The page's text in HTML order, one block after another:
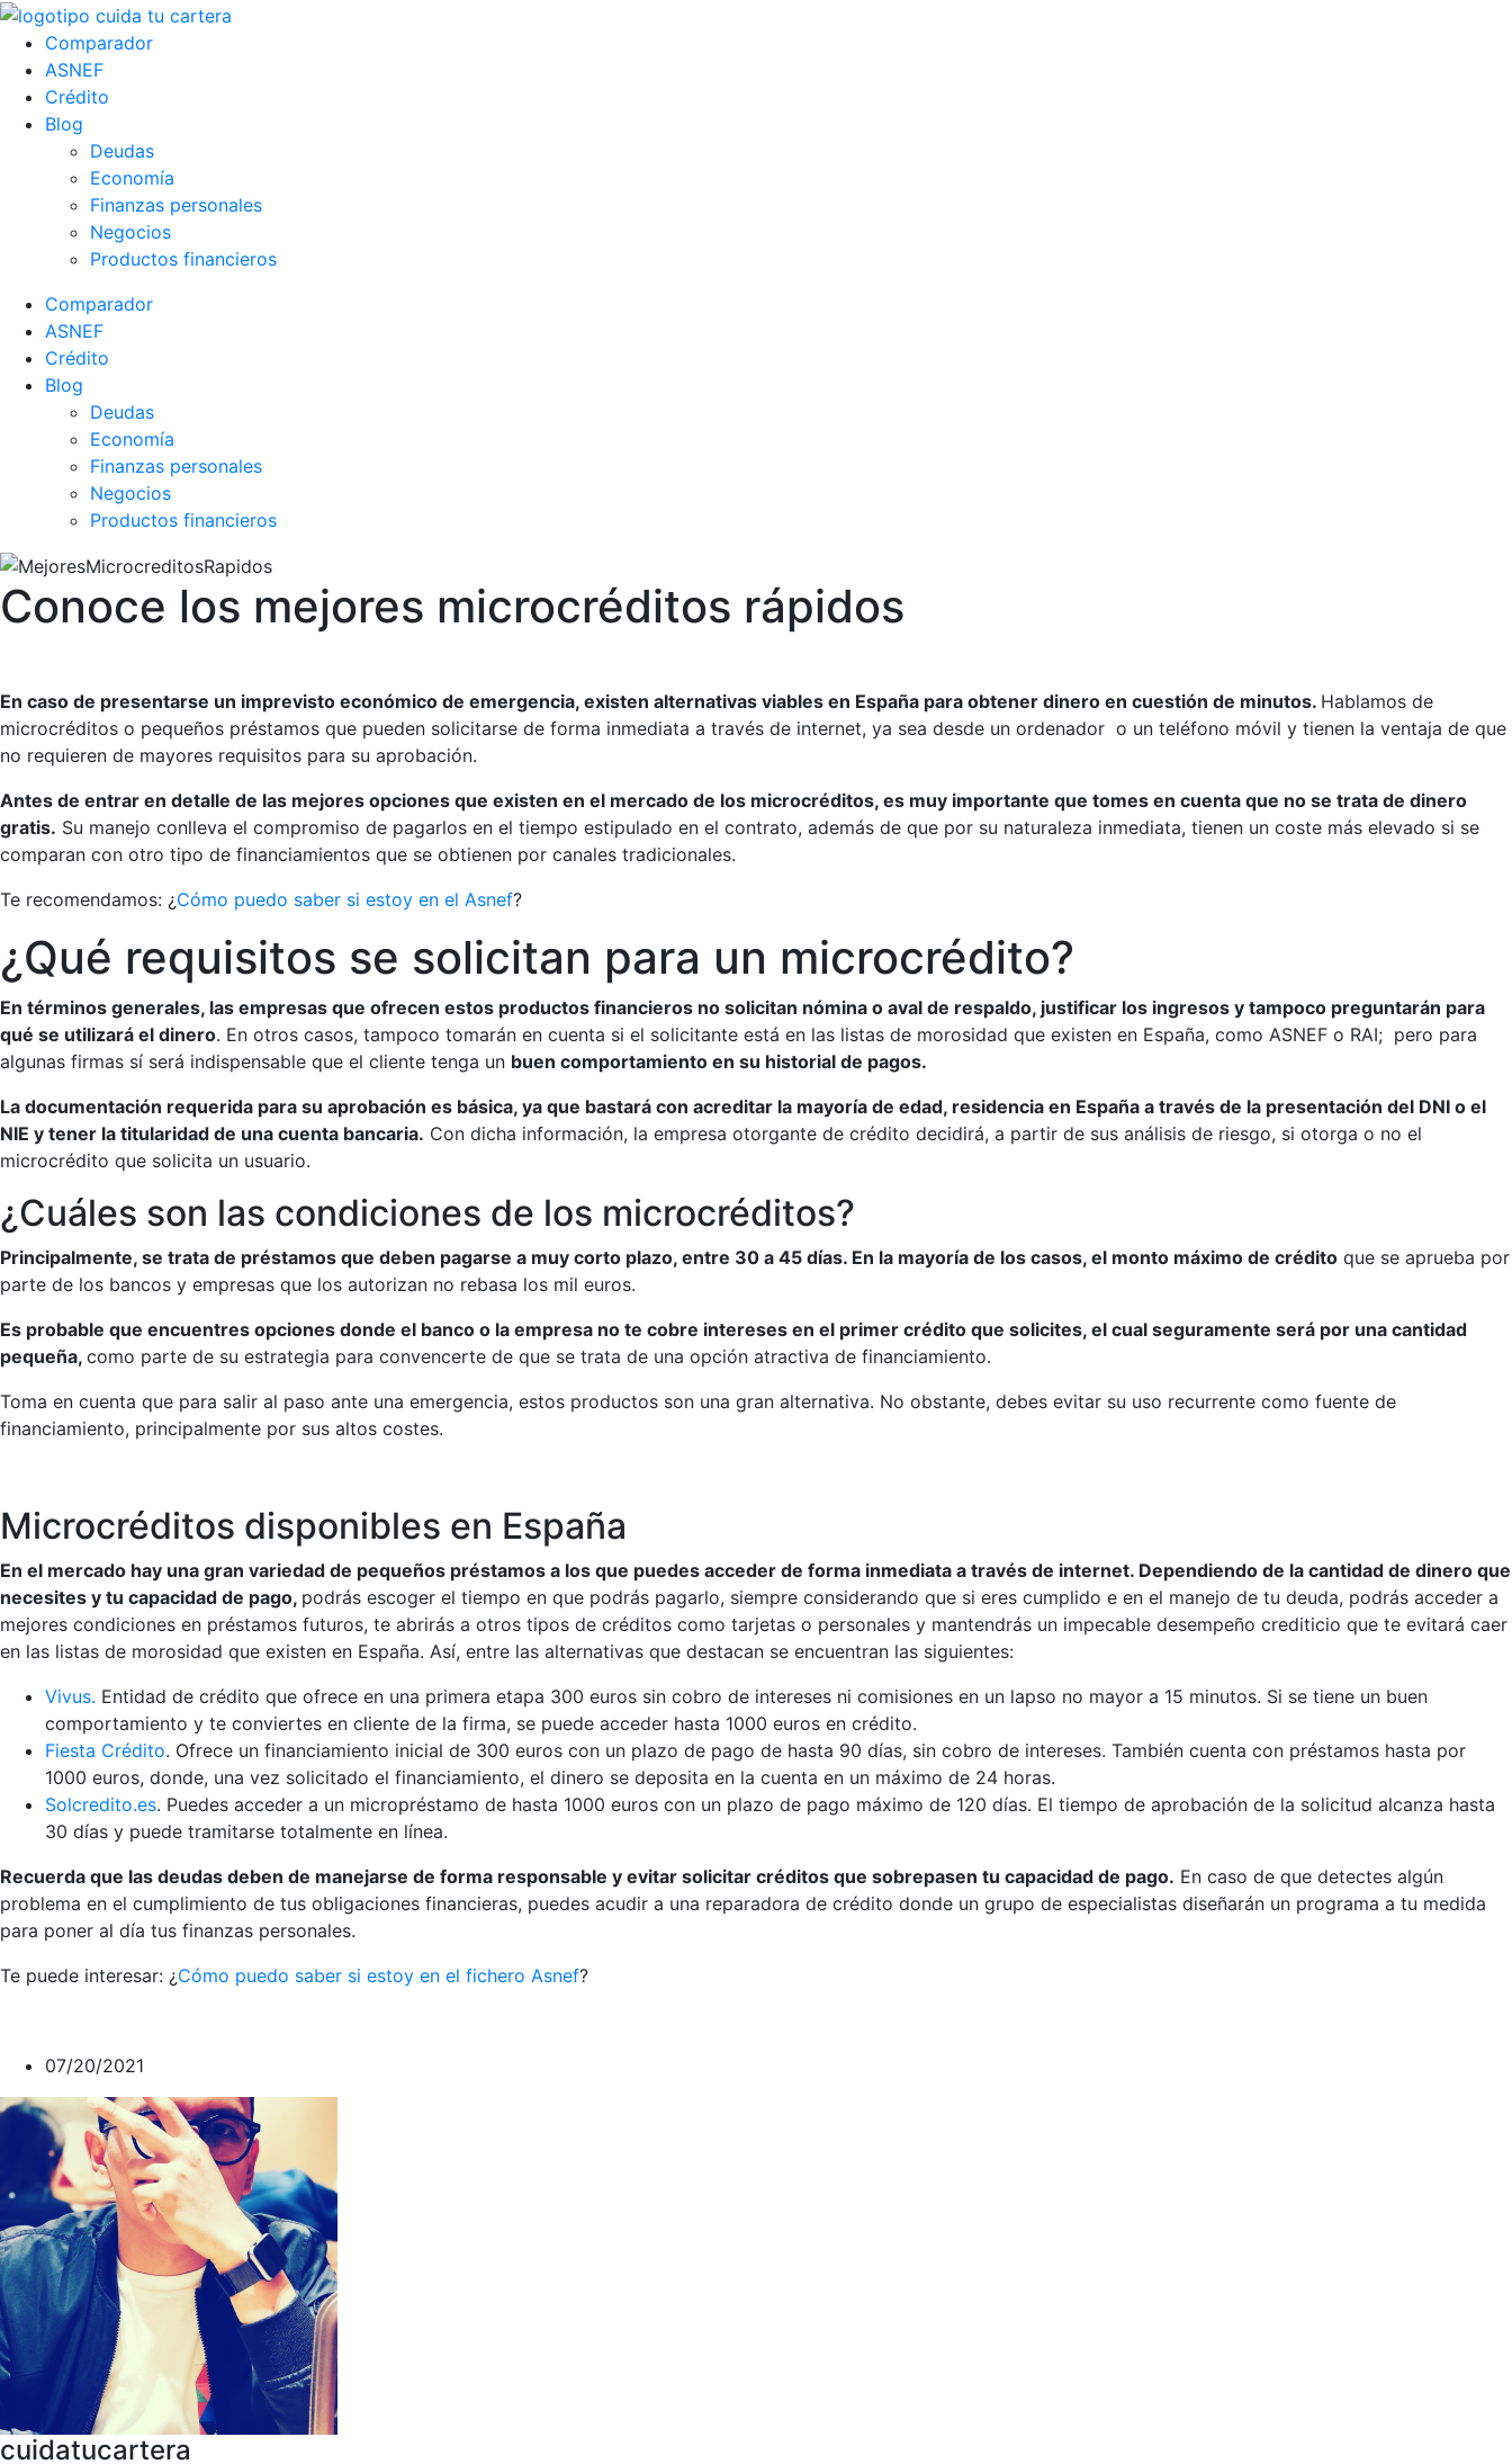
Comparador
ASNEF
Crédito
Blog
Deudas
Economía
Finanzas personales
Negocios
Productos financieros
Comparador
ASNEF
Crédito
Blog
Deudas
Economía
Finanzas personales
Negocios
Productos financieros
Conoce los mejores microcréditos rápidos
En caso de presentarse un imprevisto económico de emergencia, existen alternativas viables en España para obtener dinero en cuestión de minutos. Hablamos de
microcréditos o pequeños préstamos que pueden solicitarse de forma inmediata a través de internet, ya sea desde un ordenador o un teléfono móvil y tienen la ventaja de que
no requieren de mayores requisitos para su aprobación.
Antes de entrar en detalle de las mejores opciones que existen en el mercado de los microcréditos, es muy importante que tomes en cuenta que no se trata de dinero
gratis. Su manejo conlleva el compromiso de pagarlos en el tiempo estipulado en el contrato, además de que por su naturaleza inmediata, tienen un coste más elevado si se
comparan con otro tipo de financiamientos que se obtienen por canales tradicionales.
Te recomendamos: ¿Cómo puedo saber si estoy en el Asnef?
¿Qué requisitos se solicitan para un microcrédito?
En términos generales, las empresas que ofrecen estos productos financieros no solicitan nómina o aval de respaldo, justificar los ingresos y tampoco preguntarán para
qué se utilizará el dinero. En otros casos, tampoco tomarán en cuenta si el solicitante está en las listas de morosidad que existen en España, como ASNEF o RAI; pero para
algunas firmas sí será indispensable que el cliente tenga un buen comportamiento en su historial de pagos.
La documentación requerida para su aprobación es básica, ya que bastará con acreditar la mayoría de edad, residencia en España a través de la presentación del DNI o el
NIE y tener la titularidad de una cuenta bancaria. Con dicha información, la empresa otorgante de crédito decidirá, a partir de sus análisis de riesgo, si otorga o no el
microcrédito que solicita un usuario.
¿Cuáles son las condiciones de los microcréditos?
Principalmente, se trata de préstamos que deben pagarse a muy corto plazo, entre 30 a 45 días. En la mayoría de los casos, el monto máximo de crédito que se aprueba por
parte de los bancos y empresas que los autorizan no rebasa los mil euros.
Es probable que encuentres opciones donde el banco o la empresa no te cobre intereses en el primer crédito que solicites, el cual seguramente será por una cantidad
pequeña, como parte de su estrategia para convencerte de que se trata de una opción atractiva de financiamiento.
Toma en cuenta que para salir al paso ante una emergencia, estos productos son una gran alternativa. No obstante, debes evitar su uso recurrente como fuente de
financiamiento, principalmente por sus altos costes.
Microcréditos disponibles en España
En el mercado hay una gran variedad de pequeños préstamos a los que puedes acceder de forma inmediata a través de internet. Dependiendo de la cantidad de dinero que
necesites y tu capacidad de pago, podrás escoger el tiempo en que podrás pagarlo, siempre considerando que si eres cumplido e en el manejo de tu deuda, podrás acceder a
mejores condiciones en préstamos futuros, te abrirás a otros tipos de créditos como tarjetas o personales y mantendrás un impecable desempeño crediticio que te evitará caer
en las listas de morosidad que existen en España. Así, entre las alternativas que destacan se encuentran las siguientes:
Vivus. Entidad de crédito que ofrece en una primera etapa 300 euros sin cobro de intereses ni comisiones en un lapso no mayor a 15 minutos. Si se tiene un buen
comportamiento y te conviertes en cliente de la firma, se puede acceder hasta 1000 euros en crédito.
Fiesta Crédito. Ofrece un financiamiento inicial de 300 euros con un plazo de pago de hasta 90 días, sin cobro de intereses. También cuenta con préstamos hasta por
1000 euros, donde, una vez solicitado el financiamiento, el dinero se deposita en la cuenta en un máximo de 24 horas.
Solcredito.es. Puedes acceder a un micropréstamo de hasta 1000 euros con un plazo de pago máximo de 120 días. El tiempo de aprobación de la solicitud alcanza hasta
30 días y puede tramitarse totalmente en línea.
Recuerda que las deudas deben de manejarse de forma responsable y evitar solicitar créditos que sobrepasen tu capacidad de pago. En caso de que detectes algún
problema en el cumplimiento de tus obligaciones financieras, puedes acudir a una reparadora de crédito donde un grupo de especialistas diseñarán un programa a tu medida
para poner al día tus finanzas personales.
Te puede interesar: ¿Cómo puedo saber si estoy en el fichero Asnef?
07/20/2021
cuidatucartera